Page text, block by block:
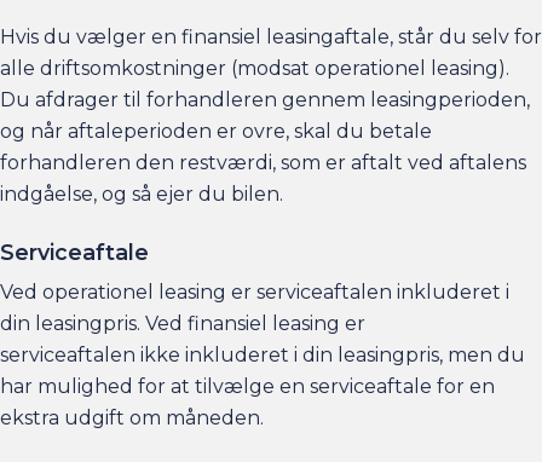
Hvis du vælger en finansiel leasingaftale, står du selv for
alle driftsomkostninger (modsat operationel leasing).
Du afdrager til forhandleren gennem leasingperioden,
og når aftaleperioden er ovre, skal du betale
forhandleren den restværdi, som er aftalt ved aftalens
indgåelse, og så ejer du bilen.
Serviceaftale
Ved operationel leasing er serviceaftalen inkluderet i
din leasingpris. Ved finansiel leasing er
serviceaftalen ikke inkluderet i din leasingpris, men du
har mulighed for at tilvælge en serviceaftale for en
ekstra udgift om måneden.